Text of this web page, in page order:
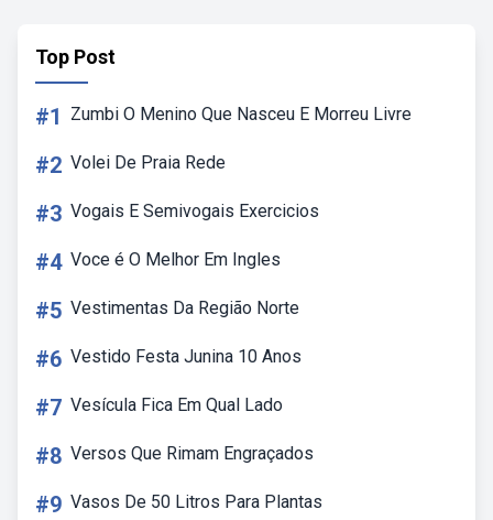
Top Post
#1 Zumbi O Menino Que Nasceu E Morreu Livre
#2 Volei De Praia Rede
#3 Vogais E Semivogais Exercicios
#4 Voce é O Melhor Em Ingles
#5 Vestimentas Da Região Norte
#6 Vestido Festa Junina 10 Anos
#7 Vesícula Fica Em Qual Lado
#8 Versos Que Rimam Engraçados
#9 Vasos De 50 Litros Para Plantas